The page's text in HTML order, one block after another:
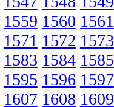
1559 1560 1561
1571 1572 1573
1583 1584 1585
1595 1596 1597
1607 1608 1609